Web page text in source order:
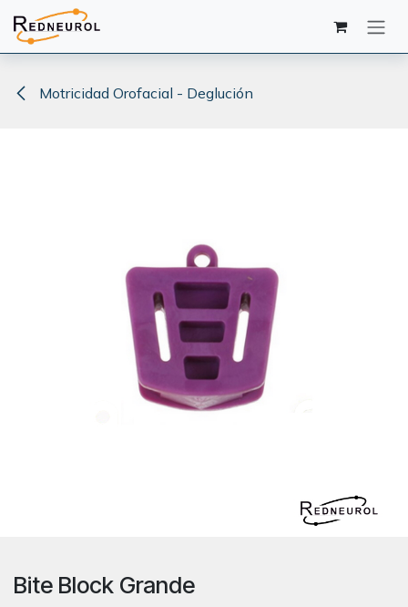
Ir al contenido
Motricidad Orofacial - Deglución
Bite Block Grande